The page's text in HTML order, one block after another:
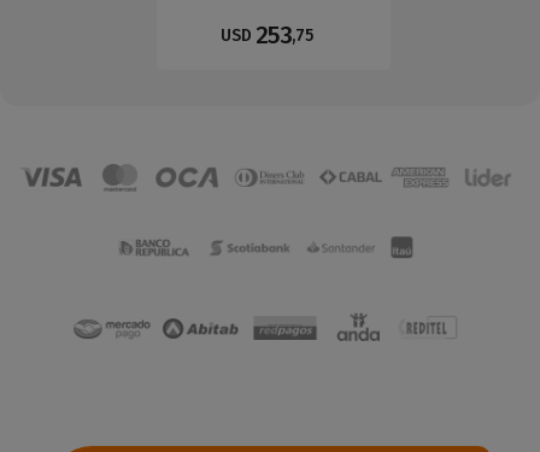
USD 253,75